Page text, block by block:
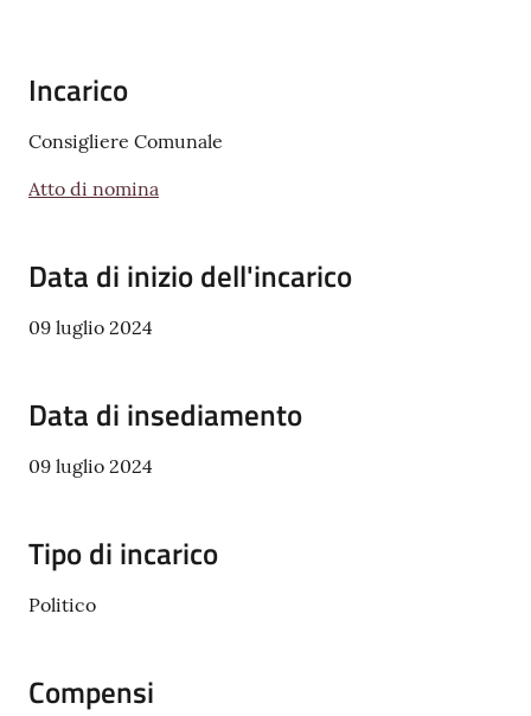
n
t
i
su
Incarico
Consigliere Comunale
Atto di nomina
Data di inizio dell'incarico
09 luglio 2024
Data di insediamento
09 luglio 2024
Tipo di incarico
Politico
Compensi